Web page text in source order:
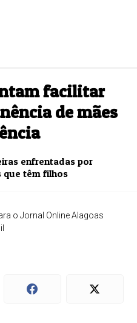
facilitar
de mães
enfrentadas por
que têm filhos
o Jornal Online Alagoas